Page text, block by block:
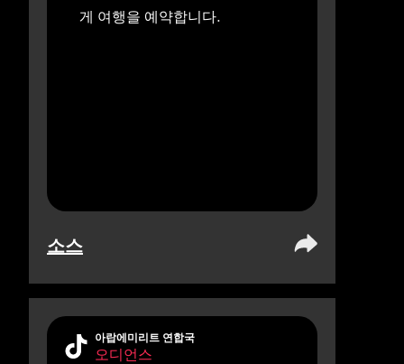
게 여행을 예약합니다.
소스
아랍에미리트 연합국
오디언스